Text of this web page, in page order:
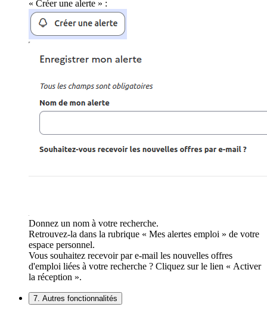
« Créer une alerte » :
Donnez un nom à votre recherche.
Retrouvez-la dans la rubrique « Mes alertes emploi » de votre
espace personnel.
Vous souhaitez recevoir par e-mail les nouvelles offres
d'emploi liées à votre recherche ? Cliquez sur le lien « Activer
la réception ».
7. Autres fonctionnalités